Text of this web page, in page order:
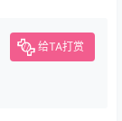
给TA打赏